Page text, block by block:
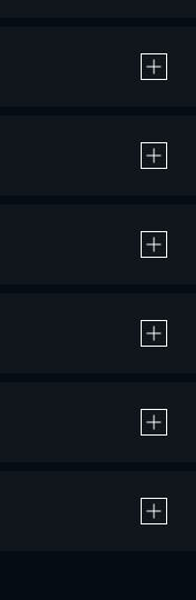
る作品の購入 / レンタルです。
、20％のポイント還元です。